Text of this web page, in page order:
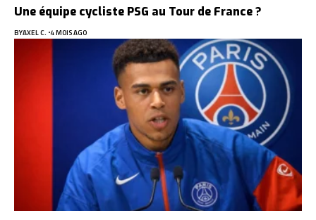
Une équipe cycliste PSG au Tour de France ?
BYAXEL C. 4 MOIS AGO